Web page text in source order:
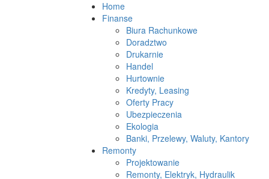
Home
Finanse
Biura Rachunkowe
Doradztwo
Drukarnie
Handel
Hurtownie
Kredyty, Leasing
Oferty Pracy
Ubezpieczenia
Ekologia
Banki, Przelewy, Waluty, Kantory
Remonty
Projektowanie
Remonty, Elektryk, Hydraulik